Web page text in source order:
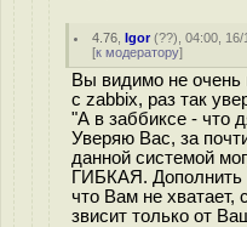
4.76 ,Igor(??), 04:00, 16/
[к модератору]
Вы видимо не очень
с zabbix, раз так
"А в заббиксе - что
Уверяю Вас, за
данной системой
ГИБКАЯ. Дополнить
что Вам не хватает,
звисит только от